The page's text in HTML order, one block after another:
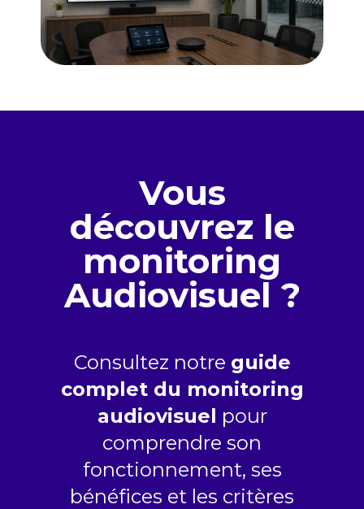
Vous
découvrez le
monitoring
Audiovisuel ?
Consultez notre guide
complet du monitoring
audiovisuel pour
comprendre son
fonctionnement, ses
bénéfices et les critères